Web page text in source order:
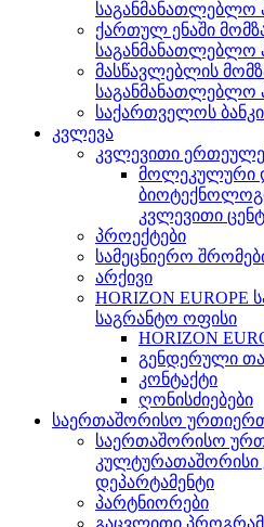
საგანმანათლებლო
ქართულ ენაში
საგანმანათლებლო
მასწავლებლის
საგანმანათლებლო
საქართველოს
კვლევა
კვლევითი
მოლეკულური
კვლევითი
პროექტები
სამეცნიერო
არქივი
HORIZON EUROPE
საგრანტო ოფისი
HORIZON
გენდერული
კონტაქტი
ღონისძიებები
საერთაშორისო
საერთაშორისო
კულტურათაშორისი
დეპარტამენტი
პარტნიორები
გაცვლითი